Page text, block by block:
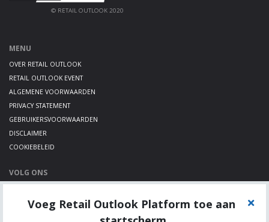
© RETAIL OUTLOOK 2020
MENU
OVER RETAIL OUTLOOK
RETAIL OUTLOOK EVENT
ALGEMENE VOORWAARDEN
PRIVACY STATEMENT
GEBRUIKERSVOORWAARDEN
DISCLAIMER
COOKIEBELEID
VOLG ONS
TWITTER
Voeg Retail Outlook Platform toe aan